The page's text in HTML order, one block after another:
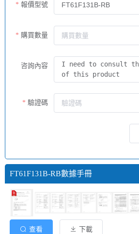
報價型號
購買數量
咨詢內容
驗證碼
FT61F131B-RB數據手冊
查看 下載